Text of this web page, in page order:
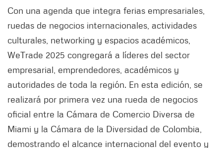
Con una agenda que integra ferias empresariales,
ruedas de negocios internacionales, actividades
culturales, networking y espacios académicos,
WeTrade 2025 congregará a líderes del sector
empresarial, emprendedores, académicos y
autoridades de toda la región. En esta edición, se
realizará por primera vez una rueda de negocios
oficial entre la Cámara de Comercio Diversa de
Miami y la Cámara de la Diversidad de Colombia,
demostrando el alcance internacional del evento y